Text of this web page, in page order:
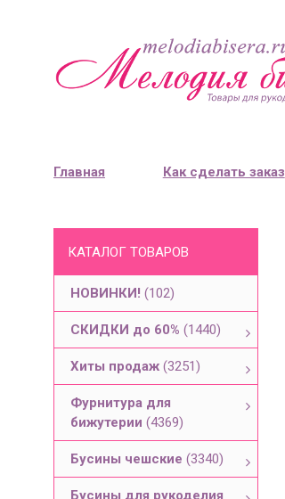
Главная Как сделать заказ
КАТАЛОГ ТОВАРОВ
НОВИНКИ! (102)
СКИДКИ до 60% (1440)
Хиты продаж (3251)
Фурнитура для
бижутерии (4369)
Бусины чешские (3340)
Бусины для рукоделия